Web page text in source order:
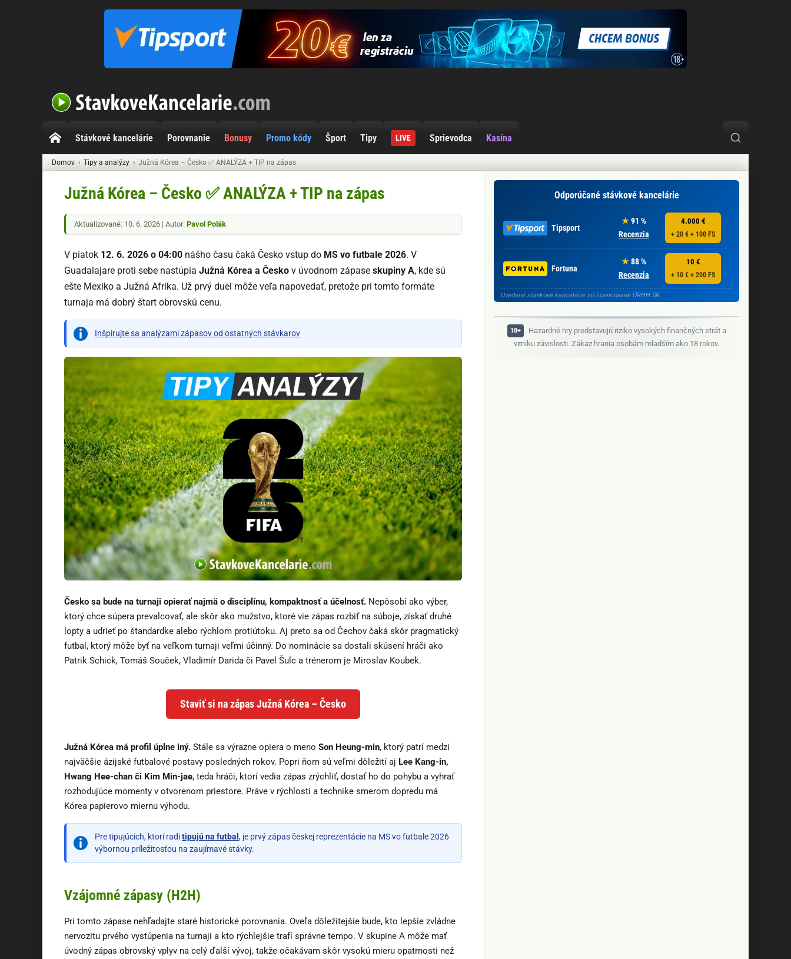
Stávkové kancelárie Porovnanie Bonusy Promo kódy Šport Tipy LIVE Sprievodca Kasína
Domov Tipy a analýzy Južná Kórea – Česko ✅ ANALÝZA + TIP na zápas
Južná Kórea – Česko ✅ ANALÝZA + TIP na zápas
Aktualizované: 10. 6. 2026 | Autor: Pavol Polák
V piatok 12. 6. 2026 o 04:00 nášho času čaká Česko vstup do MS vo futbale 2026. V
Guadalajare proti sebe nastúpia Južná Kórea a Česko v úvodnom zápase skupiny A, kde sú
ešte Mexiko a Južná Afrika. Už prvý duel môže veľa napovedať, pretože pri tomto formáte
turnaja má dobrý štart obrovskú cenu.
Inšpirujte sa analýzami zápasov od ostatných stávkarov
Česko sa bude na turnaji opierať najmä o disciplínu, kompaktnosť a účelnosť. Nepôsobí ako výber,
ktorý chce súpera prevalcovať, ale skôr ako mužstvo, ktoré vie zápas rozbiť na súboje, získať druhé
lopty a udrieť po štandardke alebo rýchlom protiútoku. Aj preto sa od Čechov čaká skôr pragmatický
futbal, ktorý môže byť na veľkom turnaji veľmi účinný. Do nominácie sa dostali skúsení hráči ako
Patrik Schick, Tomáš Souček, Vladimír Darida či Pavel Šulc a trénerom je Miroslav Koubek.
Staviť si na zápas Južná Kórea – Česko
Južná Kórea má profil úplne iný. Stále sa výrazne opiera o meno Son Heung-min, ktorý patrí medzi
najväčšie ázijské futbalové postavy posledných rokov. Popri ňom sú veľmi dôležití aj Lee Kang-in,
Hwang Hee-chan či Kim Min-jae, teda hráči, ktorí vedia zápas zrýchliť, dostať ho do pohybu a vyhrať
rozhodujúce momenty v otvorenom priestore. Práve v rýchlosti a technike smerom dopredu má
Kórea papierovo miernu výhodu.
Pre tipujúcich, ktorí raditipujú na futbal , je prvý zápas českej reprezentácie na MS vo futbale 2026
výbornou príležitosťou na zaujímavé stávky.
Vzájomné zápasy (H2H)
Pri tomto zápase nehľadajte staré historické porovnania. Oveľa dôležitejšie bude, kto lepšie zvládne
nervozitu prvého vystúpenia na turnaji a kto rýchlejšie trafí správne tempo. V skupine A môže mať
úvodný zápas obrovský vplyv na celý ďalší vývoj, takže očakávam skôr vysokú mieru opatrnosti než
Odporúčané stávkové kancelárie
Tipsport
91 %
Recenzia
4.000 €
+ 20 € + 100 FS
Fortuna
88 %
Recenzia
10 €
+ 10 € + 200 FS
Uvedené stávkové kancelárie sú licencované ÚRHH SR.
Hazardné hry predstavujú riziko vysokých finančných strát a
vzniku závislosti. Zákaz hrania osobám mladším ako 18 rokov.